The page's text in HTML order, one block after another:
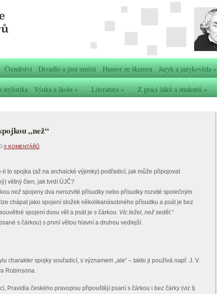
Čtenářství Divadlo a jiná umění Humor ze škamen Jazyk a jazykověda»
stylistika Výuka a škola» Literatura» Z prací žáků a studentů»
„než“
0 KOMENTÁŘŮ
li to spojka (až na archaické výjimky) podřadicí, jak může připojovat
větný člen, jak tvrdí ÚJČ?
než spojeny dva nerozvité přísudky nebo přísudky rozvité společným
chápat jako spojení složek několikanásobného přísudku a psát je bez
spojení dvou vět a psát je s čárkou: Víc ležel, než seděl.“
s čárkou) s první větou hlavní a druhou vedlejší.
charakter spojky souřadicí, s významem „ale“ – takto ji používá např. J. V.
Robinsona.
Pravidla českého pravopisu připouštějí psaní s čárkou i bez čárky (viz §